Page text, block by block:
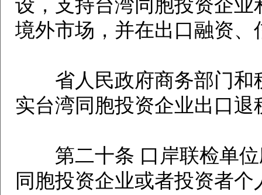
设，支持台湾同胞投资企
境外市场，并在出口融资
省人民政府商务部门和
实台湾同胞投资企业出口退
第二十条 口岸联检单位
同胞投资企业或者投资者